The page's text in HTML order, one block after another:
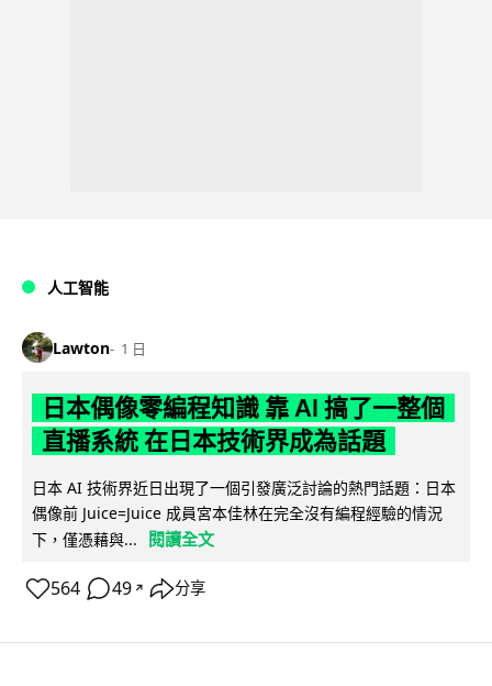
人工智能
Lawton 1 日
日本偶像零編程知識 靠 AI 搞了一整個
直播系統 在日本技術界成為話題
日本 AI 技術界近日出現了一個引發廣泛討論的熱門話題：日本
偶像前 Juice=Juice 成員宮本佳林在完全沒有編程經驗的情況
下，僅憑藉與...
閱讀全文
564 49 ↗ 分享